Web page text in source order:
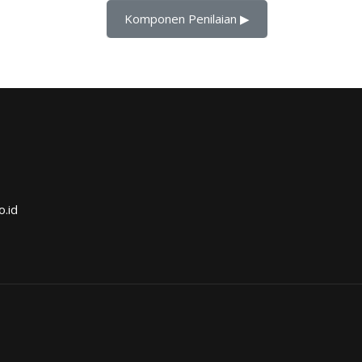
Komponen Penilaian ▶︎